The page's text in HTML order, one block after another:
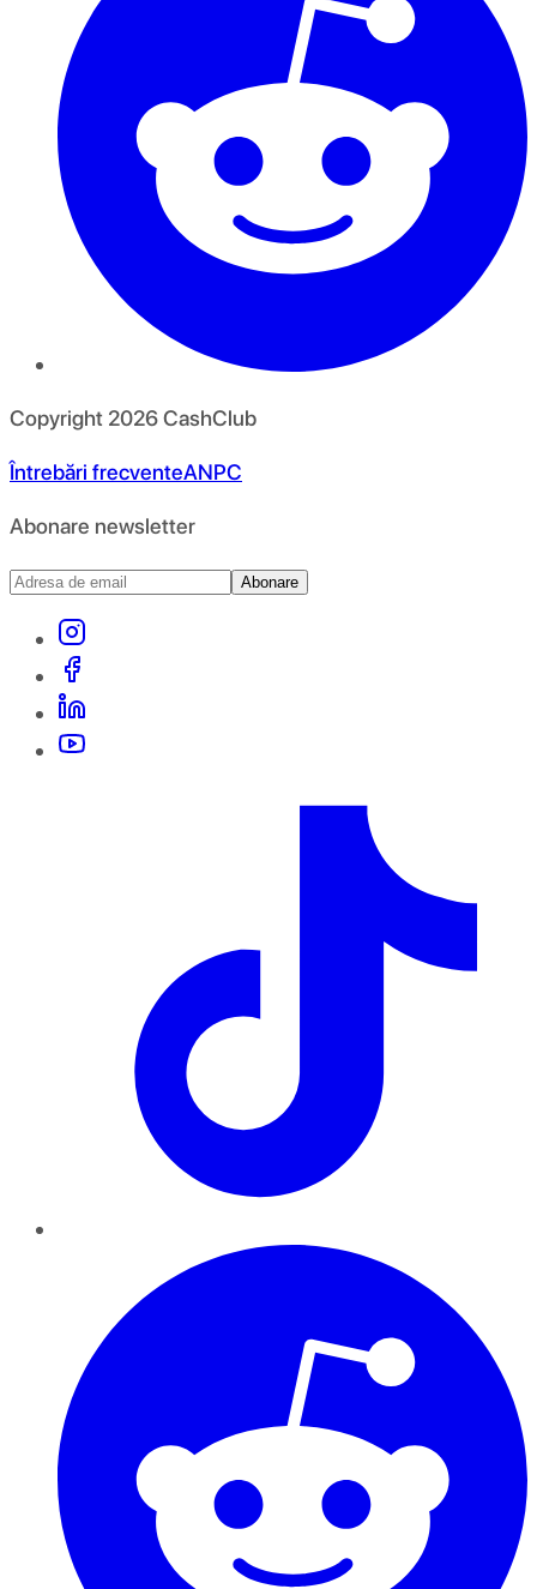
Copyright 2026CashClub
Întrebări frecventeANPC
Abonare newsletter
Abonare